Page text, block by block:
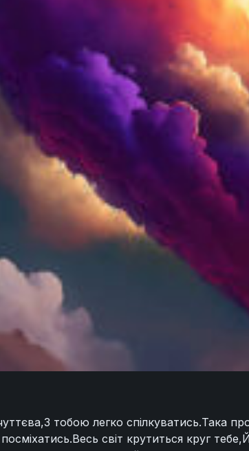
тобою легко
світ крутиться круг